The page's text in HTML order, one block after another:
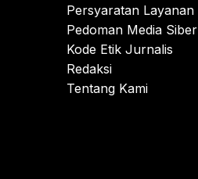
Persyaratan Layanan
Pedoman Media Siber
Kode Etik Jurnalis
Redaksi
Tentang Kami